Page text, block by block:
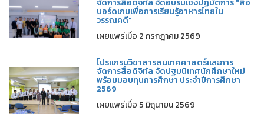
จัดการสื่อดิจิทัล จัดอบรมเชิงปฏิบัติการ "สื่อ
บอร์ดเกมเพื่อการเรียนรู้อาหารไทยใน
วรรณคดี"
เผยแพร่เมื่อ 2 กรกฎาคม 2569
โปรแกรมวิชาสารสนเทศศาสตร์และการ
จัดการสื่อดิจิทัล จัดปฐมนิเทศนักศึกษาใหม่
พร้อมมอบทุนการศึกษา ประจำปีการศึกษา
2569
เผยแพร่เมื่อ 5 มิถุนายน 2569